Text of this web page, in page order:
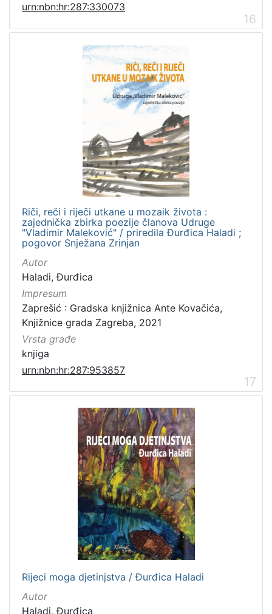
urn:nbn:hr:287:330073
16
Riči, reči i riječi utkane u mozaik života :
zajednička zbirka poezije članova Udruge
"Vladimir Maleković" / priredila Đurđica Haladi ;
pogovor Snježana Zrinjan
Autor
Haladi, Đurđica
Impresum
Zaprešić : Gradska knjižnica Ante Kovačića,
Knjižnice grada Zagreba, 2021
Vrsta građe
knjiga
urn:nbn:hr:287:953857
17
Rijeci moga djetinjstva / Đurđica Haladi
Autor
Haladi, Đurđica